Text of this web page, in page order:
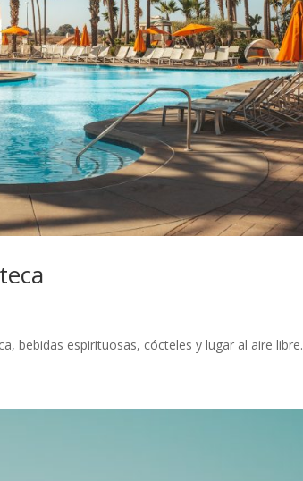
bebidas espirituosas, cócteles y lugar al aire libre.